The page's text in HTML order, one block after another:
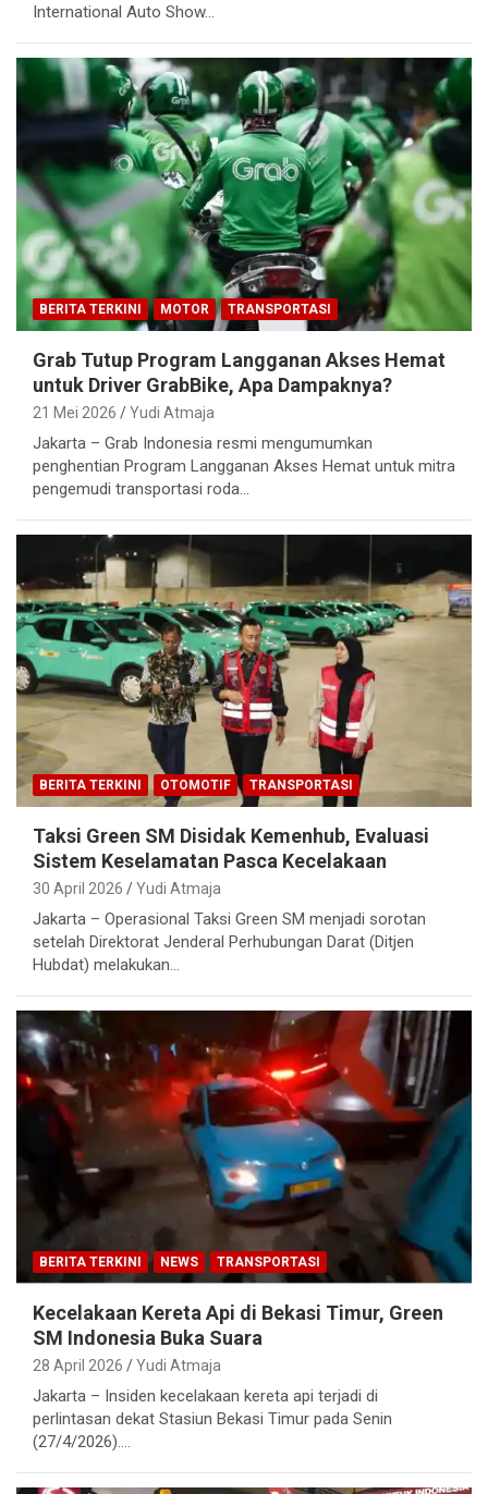
International Auto Show…
BERITA TERKINI MOTOR TRANSPORTASI
Grab Tutup Program Langganan Akses Hemat
untuk Driver GrabBike, Apa Dampaknya?
21 Mei 2026 Yudi Atmaja
Jakarta – Grab Indonesia resmi mengumumkan
penghentian Program Langganan Akses Hemat untuk mitra
pengemudi transportasi roda…
BERITA TERKINI OTOMOTIF TRANSPORTASI
Taksi Green SM Disidak Kemenhub, Evaluasi
Sistem Keselamatan Pasca Kecelakaan
30 April 2026 Yudi Atmaja
Jakarta – Operasional Taksi Green SM menjadi sorotan
setelah Direktorat Jenderal Perhubungan Darat (Ditjen
Hubdat) melakukan…
BERITA TERKINI NEWS TRANSPORTASI
Kecelakaan Kereta Api di Bekasi Timur, Green
SM Indonesia Buka Suara
28 April 2026 Yudi Atmaja
Jakarta – Insiden kecelakaan kereta api terjadi di
perlintasan dekat Stasiun Bekasi Timur pada Senin
(27/4/2026).…